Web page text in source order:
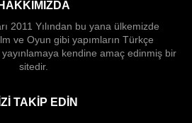
HAKKIMIZDA
2011 Yılından bu yana ülkemizde
ve Oyun gibi yapımların Türkçe
yayınlamaya kendine amaç edinmiş bir
sitedir.
TAKIP EDIN